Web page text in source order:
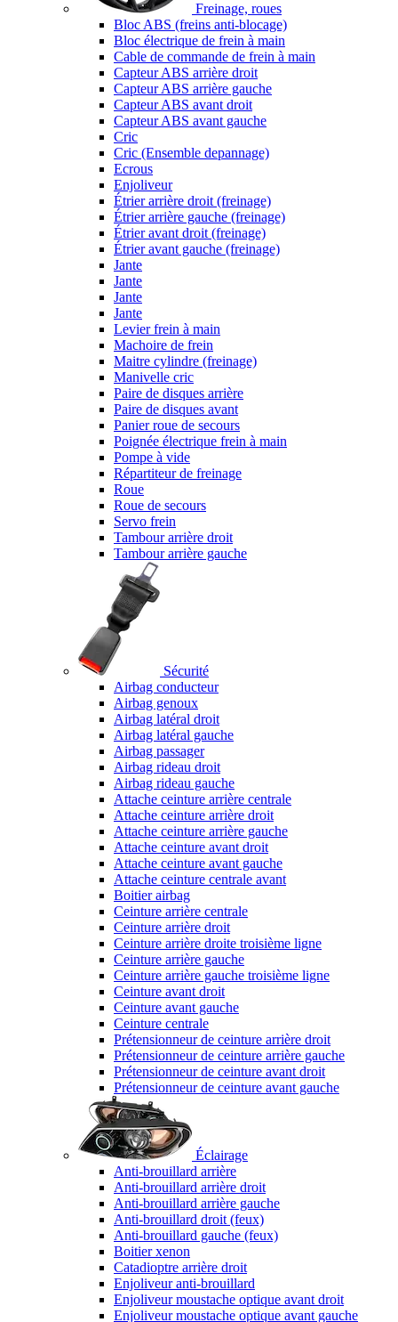
Freinage, roues
Bloc ABS (freins anti-blocage)
Bloc électrique de frein à main
Cable de commande de frein à main
Capteur ABS arrière droit
Capteur ABS arrière gauche
Capteur ABS avant droit
Capteur ABS avant gauche
Cric
Cric (Ensemble depannage)
Ecrous
Enjoliveur
Étrier arrière droit (freinage)
Étrier arrière gauche (freinage)
Étrier avant droit (freinage)
Étrier avant gauche (freinage)
Jante
Jante
Jante
Jante
Levier frein à main
Machoire de frein
Maitre cylindre (freinage)
Manivelle cric
Paire de disques arrière
Paire de disques avant
Panier roue de secours
Poignée électrique frein à main
Pompe à vide
Répartiteur de freinage
Roue
Roue de secours
Servo frein
Tambour arrière droit
Tambour arrière gauche
Sécurité
Airbag conducteur
Airbag genoux
Airbag latéral droit
Airbag latéral gauche
Airbag passager
Airbag rideau droit
Airbag rideau gauche
Attache ceinture arrière centrale
Attache ceinture arrière droit
Attache ceinture arrière gauche
Attache ceinture avant droit
Attache ceinture avant gauche
Attache ceinture centrale avant
Boitier airbag
Ceinture arrière centrale
Ceinture arrière droit
Ceinture arrière droite troisième ligne
Ceinture arrière gauche
Ceinture arrière gauche troisième ligne
Ceinture avant droit
Ceinture avant gauche
Ceinture centrale
Prétensionneur de ceinture arrière droit
Prétensionneur de ceinture arrière gauche
Prétensionneur de ceinture avant droit
Prétensionneur de ceinture avant gauche
Éclairage
Anti-brouillard arrière
Anti-brouillard arrière droit
Anti-brouillard arrière gauche
Anti-brouillard droit (feux)
Anti-brouillard gauche (feux)
Boitier xenon
Catadioptre arrière droit
Enjoliveur anti-brouillard
Enjoliveur moustache optique avant droit
Enjoliveur moustache optique avant gauche